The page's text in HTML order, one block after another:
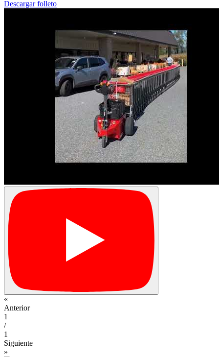
Descargar folleto
«
Anterior
1
/
1
Siguiente
»